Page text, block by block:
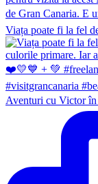
Viața poate fi la fel
Aventuri cu Victor